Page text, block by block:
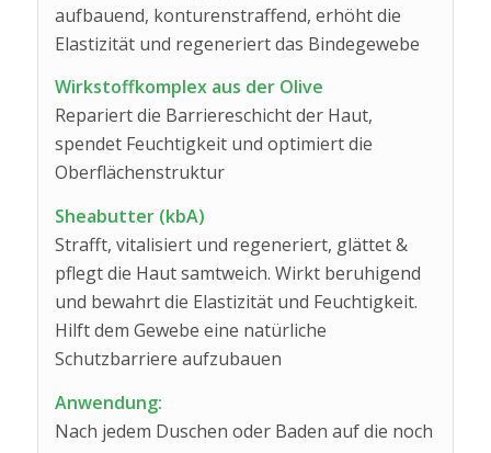
aufbauend, konturenstraffend, erhöht die
Elastizität und regeneriert das Bindegewebe
Wirkstoffkomplex aus der Olive
Repariert die Barriereschicht der Haut,
spendet Feuchtigkeit und optimiert die
Oberflächenstruktur
Sheabutter (kbA)
Strafft, vitalisiert und regeneriert, glättet &
pflegt die Haut samtweich. Wirkt beruhigend
und bewahrt die Elastizität und Feuchtigkeit.
Hilft dem Gewebe eine natürliche
Schutzbarriere aufzubauen
Anwendung:
Nach jedem Duschen oder Baden auf die noch